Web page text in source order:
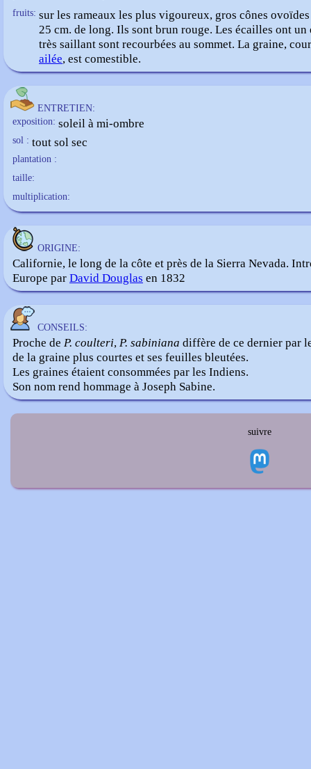
fruits: sur les rameaux les plus vigoureux, gros cônes
25 cm. de long. Ils sont brun rouge. Les écailles ont un
très saillant sont recourbées au sommet. La graine,
ailée, est comestible.
ENTRETIEN:
exposition: soleil à mi-ombre
sol : tout sol sec
plantation :
taille:
multiplication:
ORIGINE:
Californie, le long de la côte et près de la Sierra Nevada.
Europe par David Douglas en 1832
CONSEILS:
Proche de P. coulteri, P. sabiniana diffère de ce dernier par
de la graine plus courtes et ses feuilles bleutées.
Les graines étaient consommées par les Indiens.
Son nom rend hommage à Joseph Sabine.
suivre